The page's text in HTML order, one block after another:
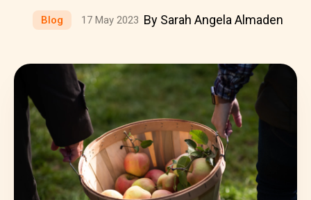
Blog 17 May 2023 By Sarah Angela Almaden